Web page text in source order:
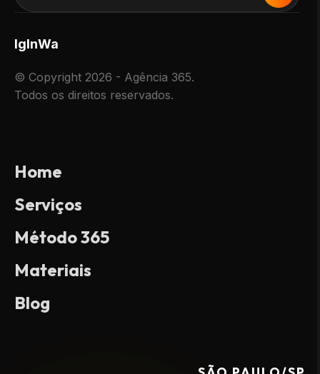
IgInWa
© Copyright 2026 - Agência 365.
Todos os direitos reservados.
Home
Serviços
Método 365
Materiais
Blog